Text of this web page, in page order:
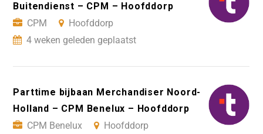
Buitendienst – CPM – Hoofddorp
CPM
Hoofddorp
4 weken geleden geplaatst
Parttime bijbaan Merchandiser Noord-
Holland – CPM Benelux – Hoofddorp
CPM Benelux
Hoofddorp